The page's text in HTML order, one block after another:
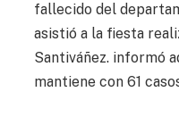
fallecido del
asistió a la fiesta
Santiváñez. informó
mantiene con 61